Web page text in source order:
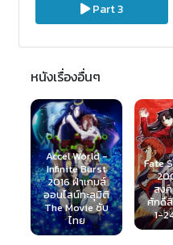
Part 3
หนังเรื่องอื่นๆ
World -
Burst
ฝ่าเกมส์
ลน์ทะลุมิติ
Movie ซับ
Fate Stay Night
2006 มหา
สงครามจอก
ศักดิ์สิทธิ์ ตอนที่
1-24 ซับไทย